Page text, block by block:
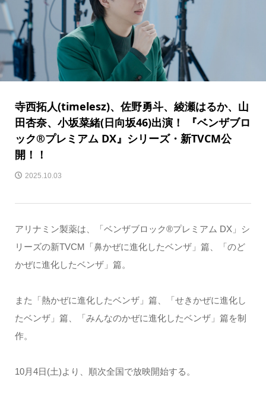
寺⻄拓⼈(timelesz)、佐野勇⽃、綾瀬はるか、⼭
⽥杏奈、⼩坂菜緒(⽇向坂46)出演！ 『ベンザブロ
ック®プレミアム DX』シリーズ・新TVCM公
開！！
2025.10.03
アリナミン製薬は、「ベンザブロック®プレミアム DX」シ
リーズの新TVCM「鼻かぜに進化したベンザ」篇、「のど
かぜに進化したベンザ」篇。
また「熱かぜに進化したベンザ」篇、「せきかぜに進化し
たベンザ」篇、「みんなのかぜに進化したベンザ」篇を制
作。
10月4日(土)より、順次全国で放映開始する。